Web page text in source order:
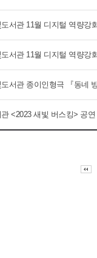
서관 11월 디지털 역량강
서관 11월 디지털 역량강
서관 종이인형극 『동네
<2023 새빛 버스킹> 공연